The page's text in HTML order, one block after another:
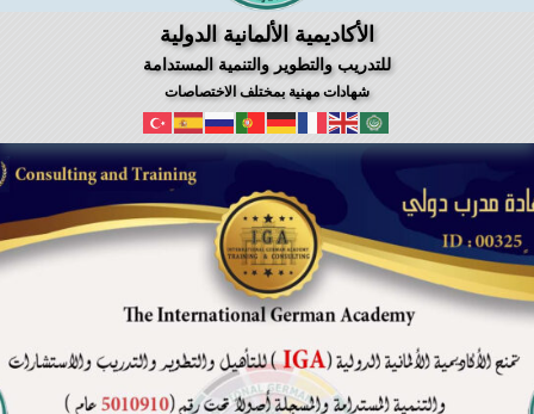
الأكاديمية الألمانية الدولية
للتدريب والتطوير والتنمية المستدامة
شهادات مهنية بمختلف الاختصاصات